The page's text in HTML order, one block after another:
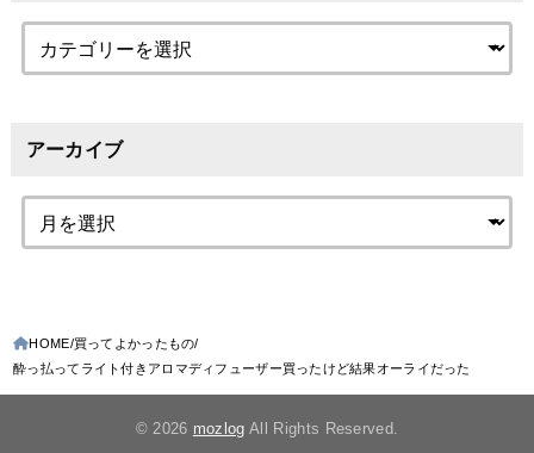
アーカイブ
HOME 買ってよかったもの
酔っ払ってライト付きアロマディフューザー買ったけど結果オーライだった
© 2026 mozlog All Rights Reserved.